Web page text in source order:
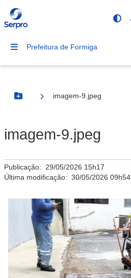
Prefeitura de Formiga
Botão Menu
imagem-9.jpeg
imagem-9.jpeg
Publicação: 29/05/2026 15h17
Última modificação: 30/05/2026 09h54